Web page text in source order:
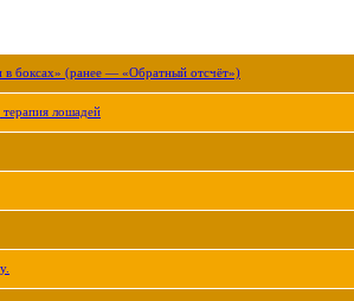
боксах» (ранее — «Обратный отсчёт»)
лошадей